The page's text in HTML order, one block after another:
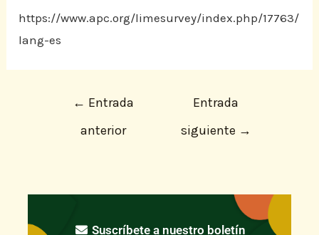
https://www.apc.org/limesurvey/index.php/17763/
lang-es
← Entrada
anterior
Entrada
siguiente →
Suscríbete a nuestro boletín